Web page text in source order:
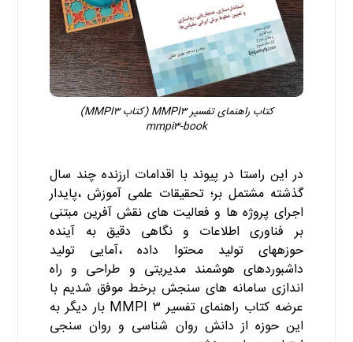
کتاب راهنمای تفسیر MMPI۳ (کتاب MMPI۳)
mmpi۳-book
در این راستا در پیوند با اقدامات ارزنده چند سال
گذشته مشتمل بر؛ تحقیقات علمی آموزش ،پایدار
اجرای پروژه ها و فعالیت های نقش آفرین مبتنی
بر فناوری اطلاعات و نگاهی دقیق به آینده
حوزههای تولید محتوا داده ،آمایی تولید
داشبوردهای هوشمند مدیریتی و طراحی و راه
اندازی سامانه های سنجش برخط موفق شدیم با
عرضه کتاب راهنمای تفسیر ۳ MMPI بار دیگر به
این حوزه از دانش روان شناسی و روان سنجی